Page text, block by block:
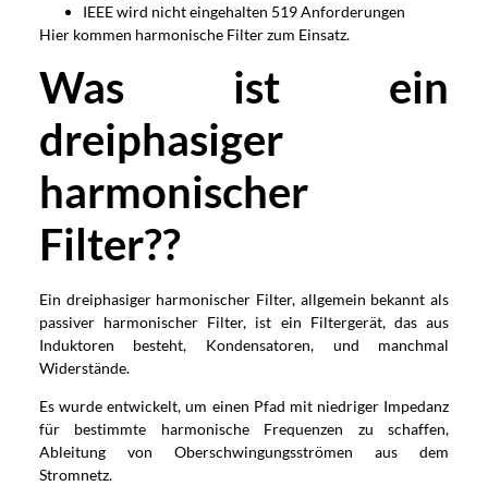
IEEE wird nicht eingehalten 519 Anforderungen
Hier kommen harmonische Filter zum Einsatz.
Was ist ein
dreiphasiger
harmonischer
Filter??
Ein dreiphasiger harmonischer Filter, allgemein bekannt als
passiver harmonischer Filter, ist ein Filtergerät, das aus
Induktoren besteht, Kondensatoren, und manchmal
Widerstände.
Es wurde entwickelt, um einen Pfad mit niedriger Impedanz
für bestimmte harmonische Frequenzen zu schaffen,
Ableitung von Oberschwingungsströmen aus dem
Stromnetz.